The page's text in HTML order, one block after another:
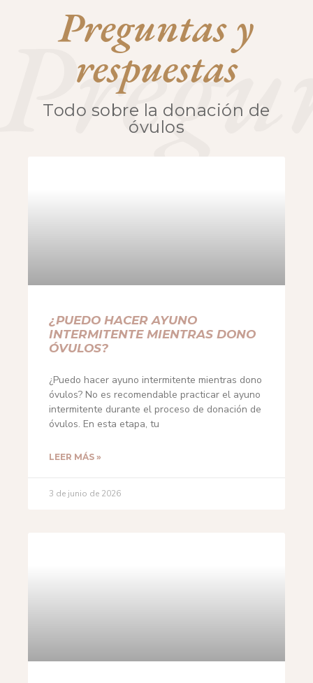
Preguntas y
respuestas
Todo sobre la donación de
óvulos
¿PUEDO HACER AYUNO
INTERMITENTE MIENTRAS DONO
ÓVULOS?
¿Puedo hacer ayuno intermitente mientras dono
óvulos? No es recomendable practicar el ayuno
intermitente durante el proceso de donación de
óvulos. En esta etapa, tu
LEER MÁS »
3 de junio de 2026